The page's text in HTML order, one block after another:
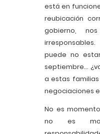
está en
reubicación
gobierno,
puede no
septiembre…
a estas
negociaciones
No es
no es